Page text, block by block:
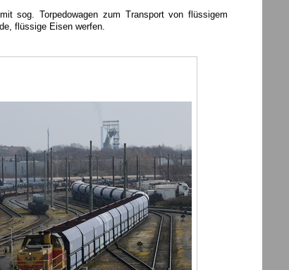
sog. Torpedowagen zum Transport von flüssigem
flüssige Eisen werfen.